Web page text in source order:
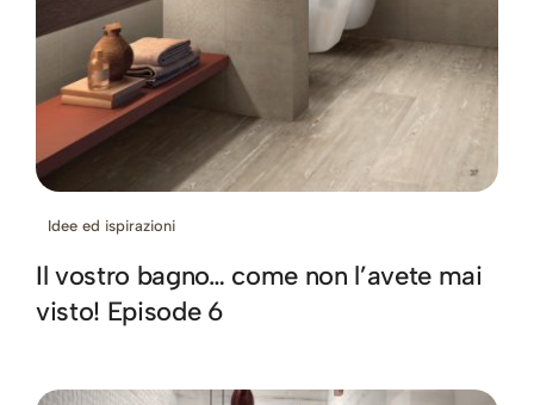
Idee ed ispirazioni
Il vostro bagno… come non l’avete mai
visto! Episode 6